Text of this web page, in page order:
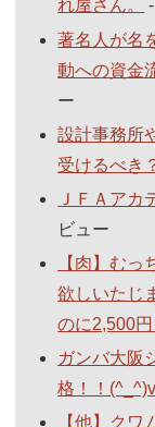
れ屋さん。
著名人が名
動への資金
ー
設計事務所
受けるべき
ＪＦＡア
ビュー
【肉】む
欲しいたじ
のに2,500円
ガンバ大阪
格！！(^_^)v
【他】ク